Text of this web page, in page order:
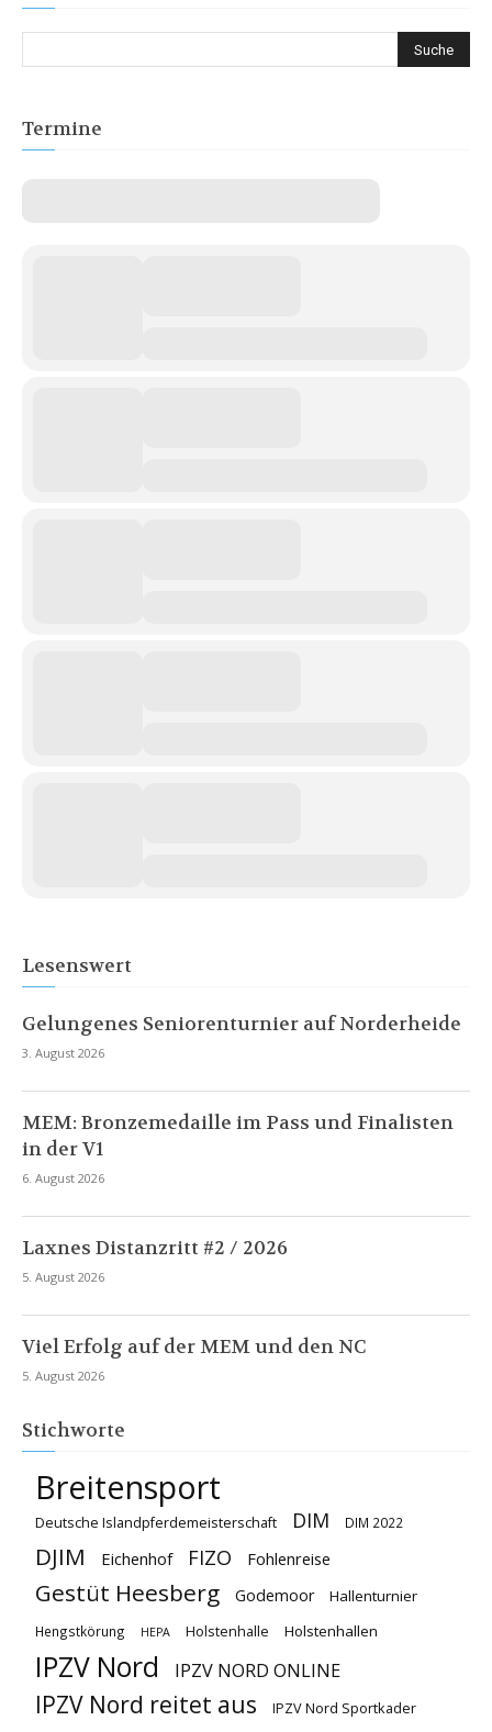
Termine
Lesenswert
Gelungenes Seniorenturnier auf Norderheide
3. August 2026
MEM: Bronzemedaille im Pass und Finalisten
in der V1
6. August 2026
Laxnes Distanzritt #2 / 2026
5. August 2026
Viel Erfolg auf der MEM und den NC
5. August 2026
Stichworte
Breitensport
Deutsche Islandpferdemeisterschaft DIM DIM 2022
DJIM Eichenhof FIZO Fohlenreise
Gestüt Heesberg Godemoor Hallenturnier
Hengstkörung HEPA Holstenhalle Holstenhallen
IPZV Nord IPZV NORD ONLINE
IPZV Nord reitet aus IPZV Nord Sportkader